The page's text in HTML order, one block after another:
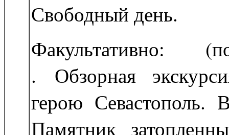
Свободный день.
Факультативно:
. Обзорная
герою Севастополь.
Памятник